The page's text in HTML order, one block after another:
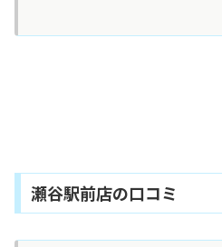
瀬谷駅前店の口コミ